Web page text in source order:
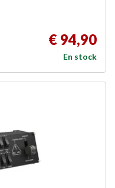
€ 94,90
En stock